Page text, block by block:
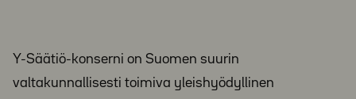
Y-Säätiö-konserni on Suomen suurin
valtakunnallisesti toimiva yleishyödyllinen